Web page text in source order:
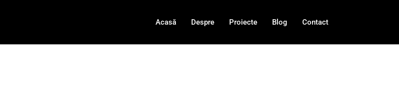
Acasă Despre Proiecte Blog Contact